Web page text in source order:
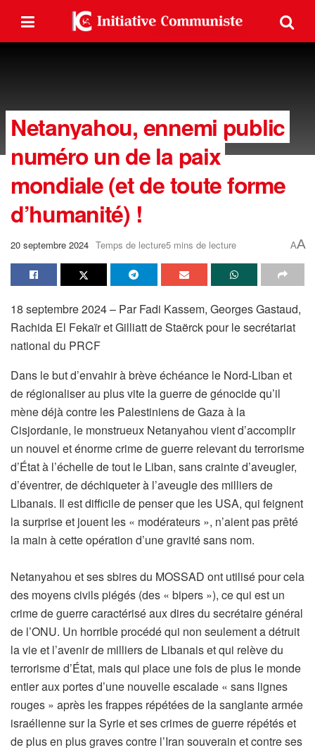
Netanyahou, ennemi public
numéro un de la paix
mondiale (et de toute forme
d’humanité) !
20 septembre 2024 Temps de lecture5 mins de lecture AA
18 septembre 2024 – Par Fadi Kassem, Georges Gastaud,
Rachida El Fekaïr et Gilliatt de Staërck pour le secrétariat
national du PRCF
Dans le but d’envahir à brève échéance le Nord-Liban et
de régionaliser au plus vite la guerre de génocide qu’il
mène déjà contre les Palestiniens de Gaza à la
Cisjordanie, le monstrueux Netanyahou vient d’accomplir
un nouvel et énorme crime de guerre relevant du terrorisme
d’État à l’échelle de tout le Liban, sans crainte d’aveugler,
d’éventrer, de déchiqueter à l’aveugle des milliers de
Libanais. Il est difficile de penser que les USA, qui feignent
la surprise et jouent les « modérateurs », n’aient pas prêté
la main à cette opération d’une gravité sans nom.
Netanyahou et ses sbires du MOSSAD ont utilisé pour cela
des moyens civils piégés (des « bipers »), ce qui est un
crime de guerre caractérisé aux dires du secrétaire général
de l’ONU. Un horrible procédé qui non seulement a détruit
la vie et l’avenir de milliers de Libanais et qui relève du
terrorisme d’État, mais qui place une fois de plus le monde
entier aux portes d’une nouvelle escalade « sans lignes
rouges » après les frappes répétées de la sanglante armée
israélienne sur la Syrie et ses crimes de guerre répétés et
de plus en plus graves contre l’Iran souverain et contre ses